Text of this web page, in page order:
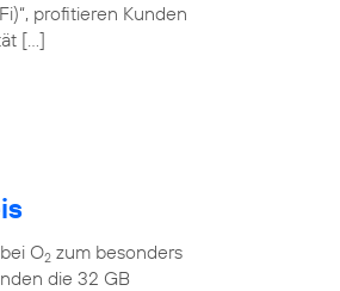
profitieren Kunden
[…]
O2 zum besonders
die 32 GB